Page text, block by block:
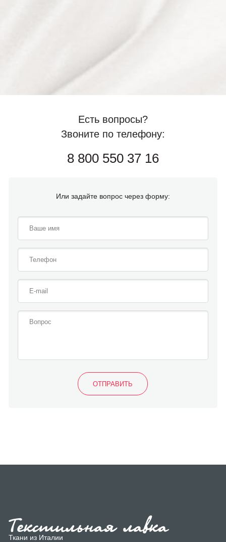
Есть вопросы?
Звоните по телефону:
8 800 550 37 16
Или задайте вопрос через форму:
Ткани из Италии